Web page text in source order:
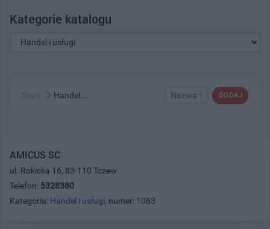
Kategorie katalogu
DODAJ
Nazwa ↑
Start Handel...
AMICUS SC
ul. Rokicka 16, 83-110 Tczew
Telefon: 5328380
Kategoria: Handel i usługi, numer: 1063